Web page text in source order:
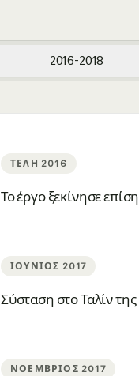
2016-2018
ΤΈΛΗ 2016
Το έργο ξεκίνησε
ΙΟΎΝΙΟΣ 2017
Σύσταση στο Ταλίν
ΝΟΈΜΒΡΙΟΣ 2017